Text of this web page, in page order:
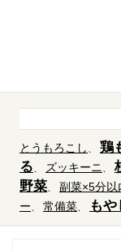
とうもろこし 鶏
る
ズッキーニ
野菜
副菜×5分以
ー
常備菜 もや